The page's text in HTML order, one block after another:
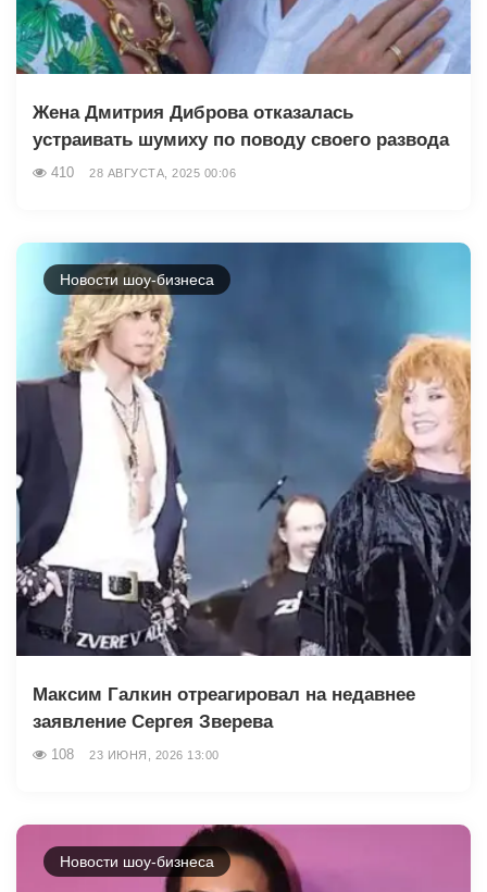
Жена Дмитрия Диброва отказалась
устраивать шумиху по поводу своего развода
410 28 АВГУСТА, 2025 00:06
Новости шоу-бизнеса
Максим Галкин отреагировал на недавнее
заявление Сергея Зверева
108 23 ИЮНЯ, 2026 13:00
Новости шоу-бизнеса